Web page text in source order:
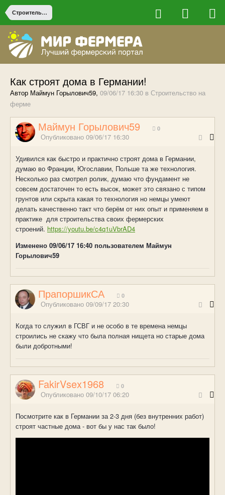
Строительство на ферме
Как строят дома в Германии!
Автор Маймун Горылович59, 09/06/17 16:30 в Строительство на
ферме
Маймун Горылович59 0
Опубликовано 09/06/17 16:30
Удивился как быстро и практично строят дома в Германии,
думаю во Франции, Югославии, Польше та же технология.
Несколько раз смотрел ролик, думаю что фундамент не
совсем достаточен то есть высок, может это связано с типом
грунтов или скрыта какая то технология но немцы умеют
делать качественно такт что берём от них опыт и применяем в
практике для строительства своих фермерских
строений. https://youtu.be/c4q1uVbrAD4
Изменено 09/06/17 16:40 пользователем Маймун
Горылович59
ПрапоршикСА 0
Опубликовано 09/09/17 20:30
Когда то служил в ГСВГ и не особо в те времена немцы
строились не скажу что была полная нищета но старые дома
были добротными!
FakirVsex1968 0
Опубликовано 09/10/17 06:20
Посмотрите как в Германии за 2-3 дня (без внутренних работ)
строят частные дома - вот бы у нас так было!